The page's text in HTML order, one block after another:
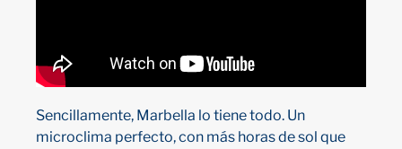
Sencillamente, Marbella lo tiene todo. Un
microclima perfecto, con más horas de sol que